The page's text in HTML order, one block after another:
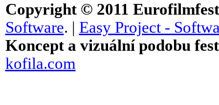
Copyright © 2011
Software. | Easy Project -
Koncept a vizuální podobu
kofila.com